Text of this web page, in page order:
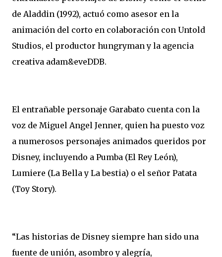
de Aladdin (1992), actuó como asesor en la
animación del corto en colaboración con Untold
Studios, el productor hungryman y la agencia
creativa adam&eveDDB.
El entrañable personaje Garabato cuenta con la
voz de Miguel Angel Jenner, quien ha puesto voz
a numerosos personajes animados queridos por
Disney, incluyendo a Pumba (El Rey León),
Lumiere (La Bella y La bestia) o el señor Patata
(Toy Story).
“Las historias de Disney siempre han sido una
fuente de unión, asombro y alegría,